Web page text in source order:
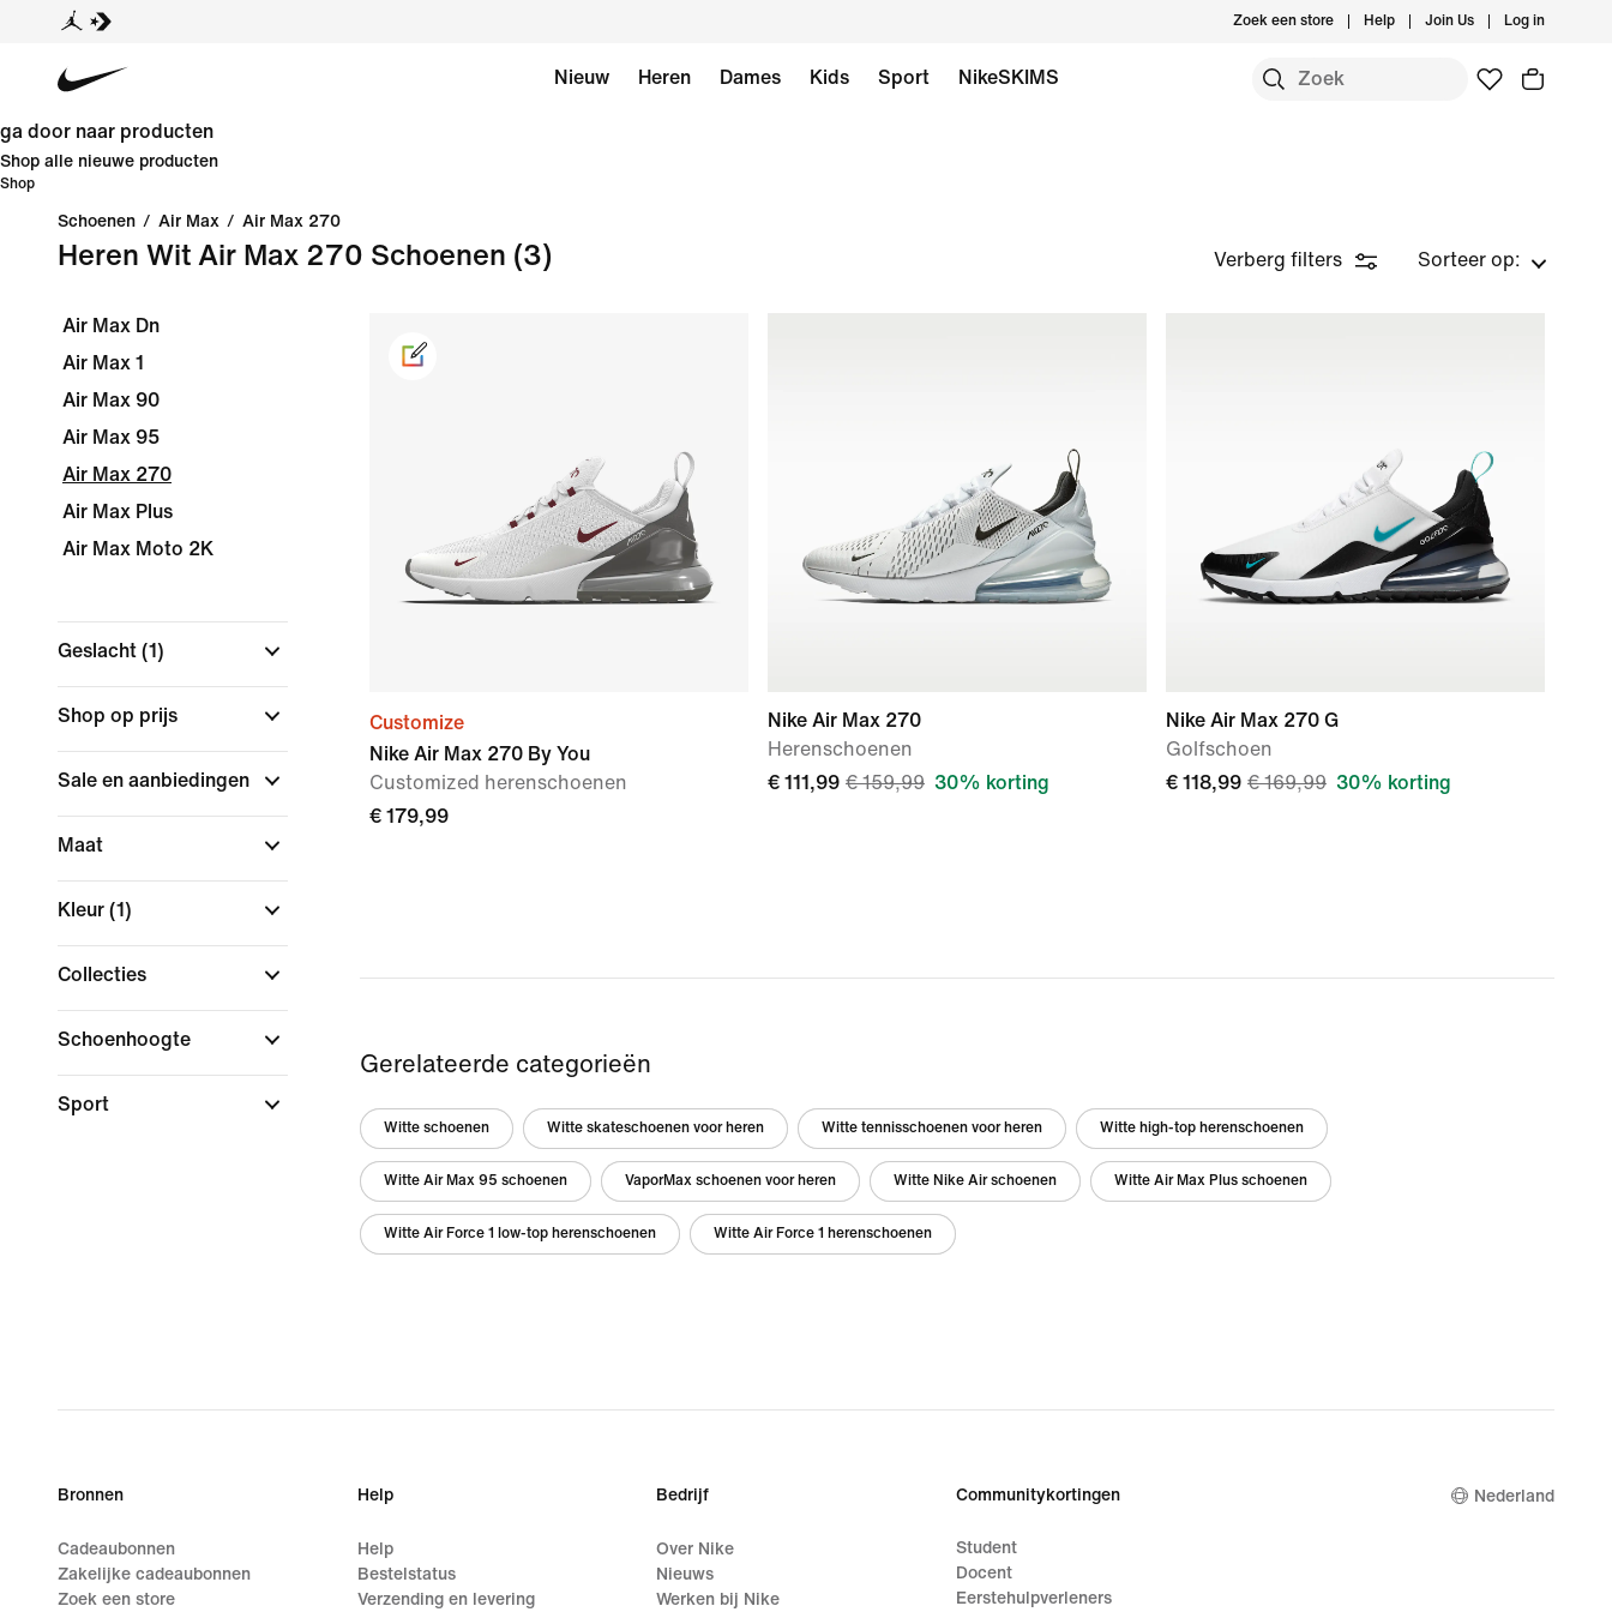
Zoek een store Help Join Us Log in
Nieuw Heren Dames Kids Sport NikeSKIMS
ga door naar producten
Shop alle nieuwe producten
Shop
Schoenen / Air Max / Air Max 270
Heren Wit Air Max 270 Schoenen (3) Verberg filters Sorteer op:
Air Max Dn
Air Max 1
Air Max 90
Air Max 95
Air Max 270
Air Max Plus
Air Max Moto 2K
Geslacht (1)
Shop op prijs
Sale en aanbiedingen
Maat
Kleur (1)
Collecties
Schoenhoogte
Sport
Customize
Nike Air Max 270 By You
Customized herenschoenen
€ 179,99
Nike Air Max 270
Herenschoenen
€ 111,99 € 159,99 30% korting
Nike Air Max 270 G
Golfschoen
€ 118,99 € 169,99 30% korting
Gerelateerde categorieën
Witte schoenen Witte skateschoenen voor heren Witte tennisschoenen voor heren Witte high-top herenschoenen
Witte Air Max 95 schoenen VaporMax schoenen voor heren Witte Nike Air schoenen Witte Air Max Plus schoenen
Witte Air Force 1 low-top herenschoenen Witte Air Force 1 herenschoenen
Bronnen
Cadeaubonnen
Zakelijke cadeaubonnen
Zoek een store
Help
Help
Bestelstatus
Verzending en levering
Bedrijf
Over Nike
Nieuws
Werken bij Nike
Communitykortingen
Student
Docent
Eerstehulpverleners
Nederland